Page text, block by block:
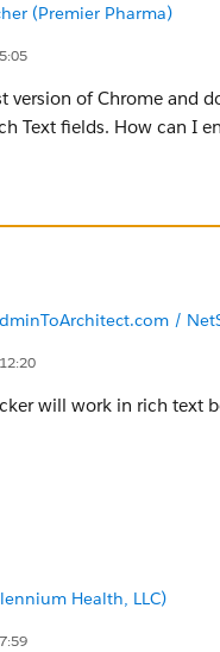
(Premier Pharma)
version of Chrome and
Text fields. How can I
/
will work in rich text
Health, LLC)